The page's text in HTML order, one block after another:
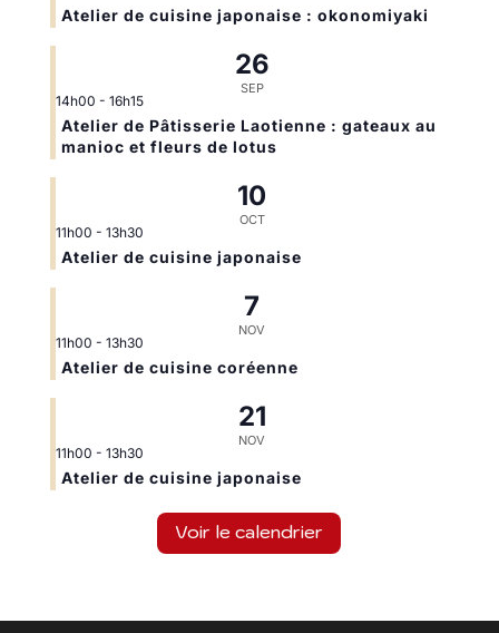
Atelier de cuisine japonaise : okonomiyaki
26
SEP
14h00 - 16h15
Atelier de Pâtisserie Laotienne : gateaux au
manioc et fleurs de lotus
10
OCT
11h00 - 13h30
Atelier de cuisine japonaise
7
NOV
11h00 - 13h30
Atelier de cuisine coréenne
21
NOV
11h00 - 13h30
Atelier de cuisine japonaise
Voir le calendrier